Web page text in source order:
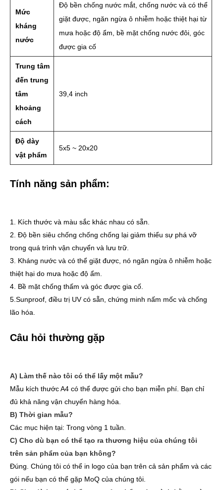
Mức
kháng
nước
Độ bền chống nước mắt, chống nước và có thể
giặt được, ngăn ngừa ô nhiễm hoặc thiệt hại từ
mưa hoặc độ ẩm, bề mặt chống nước đôi, góc
được gia cố
Trung tâm
đến trung
tâm
khoảng
cách
39,4 inch
Độ dày
vật phẩm
5x5 ~ 20x20
Tính năng sản phẩm:
1. Kích thước và màu sắc khác nhau có sẵn.
2. Độ bền siêu chống chống chống lại giảm thiểu sự phá vỡ
trong quá trình vận chuyển và lưu trữ.
3. Kháng nước và có thể giặt được, nó ngăn ngừa ô nhiễm hoặc
thiệt hại do mưa hoặc độ ẩm.
4. Bề mặt chống thấm và góc được gia cố.
5.Sunproof, điều trị UV có sẵn, chứng minh nấm mốc và chống
lão hóa.
Câu hỏi thường gặp
A) Làm thế nào tôi có thể lấy một mẫu?
Mẫu kích thước A4 có thể được gửi cho bạn miễn phí. Bạn chỉ
đủ khả năng vận chuyển hàng hóa.
B) Thời gian mẫu?
Các mục hiện tại: Trong vòng 1 tuần.
C) Cho dù bạn có thể tạo ra thương hiệu của chúng tôi
trên sản phẩm của bạn không?
Đúng. Chúng tôi có thể in logo của bạn trên cả sản phẩm và các
gói nếu bạn có thể gặp MoQ của chúng tôi.